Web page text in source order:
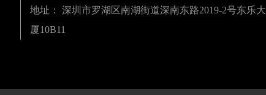
地址： 深圳市罗湖区南湖街道深南东路2019-2号东乐大
厦10B11